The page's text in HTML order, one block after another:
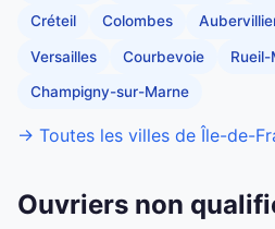
Créteil Colombes
Versailles Courbevoie Rueil-
Champigny-sur-Marne
→ Toutes les villes de Île-de-
Ouvriers non